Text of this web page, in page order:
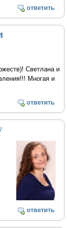
ответить
Светлана и
Многая и
ответить
ответить